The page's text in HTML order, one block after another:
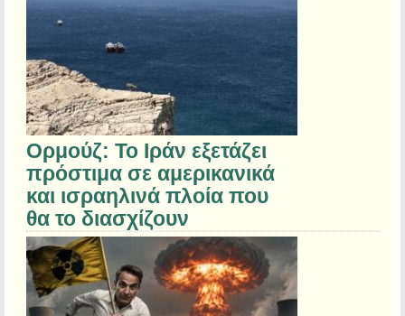
Ορμούζ: Το Ιράν εξετάζει
πρόστιμα σε αμερικανικά
και ισραηλινά πλοία που
θα το διασχίζουν